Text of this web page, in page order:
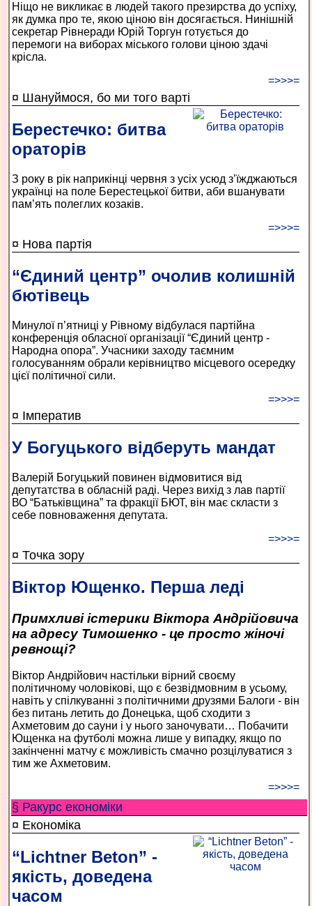
Ніщо не викликає в людей такого презирства до успіху,
як думка про те, якою ціною він досягається. Нинішній
секретар Рівнеради Юрій Торгун готується до
перемоги на виборах міського голови ціною здачі
крісла.
=>>>=
¤ Шануймося, бо ми того варті
Берестечко: битва
ораторів
З року в рік наприкінці червня з усіх усюд з’їжджаються
українці на поле Берестецької битви, аби вшанувати
пам’ять полеглих козаків.
=>>>=
¤ Нова партія
“Єдиний центр” очолив колишній
бютівець
Минулої п’ятниці у Рівному відбулася партійна
конференція обласної організації “Єдиний центр -
Народна опора”. Учасники заходу таємним
голосуванням обрали керівництво місцевого осередку
цієї політичної сили.
=>>>=
¤ Імператив
У Богуцького відберуть мандат
Валерій Богуцький повинен відмовитися від
депутатства в обласній раді. Через вихід з лав партії
ВО “Батьківщина” та фракції БЮТ, він має скласти з
себе повноваження депутата.
=>>>=
¤ Точка зору
Віктор Ющенко. Перша леді
Примхливі істерики Віктора Андрійовича
на адресу Тимошенко - це просто жіночі
ревнощі?
Віктор Андрійович настільки вірний своєму
політичному чоловікові, що є безвідмовним в усьому,
навіть у спілкуванні з політичними друзями Балоги - він
без питань летить до Донецька, щоб сходити з
Ахметовим до сауни і у нього заночувати… Побачити
Ющенка на футболі можна лише у випадку, якщо по
закінченні матчу є можливість смачно розцілуватися з
тим же Ахметовим.
=>>>=
§ Ракурс економiки
¤ Економіка
“Lichtner Beton” -
якість, доведена
часом